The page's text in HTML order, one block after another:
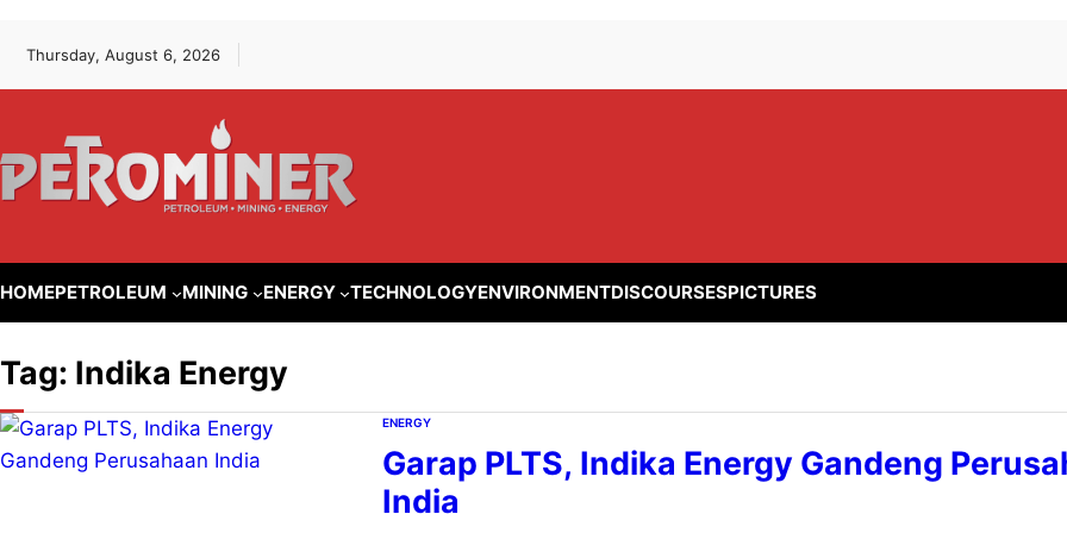
Thursday, August 6, 2026
HOMEPETROLEUM MINING ENERGY TECHNOLOGYENVIRONMENTDISCOURSESPICTURES
Tag: Indika Energy
ENERGY
Garap PLTS, Indika Energy Gandeng
India